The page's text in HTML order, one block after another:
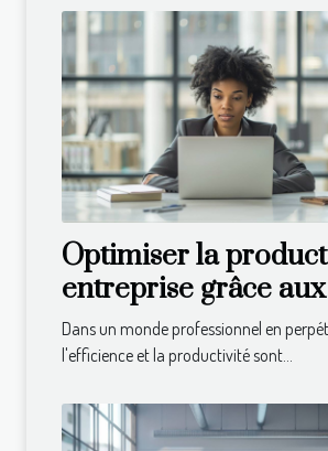
Optimiser la
entreprise grâce aux
techniques
gestion du temps
Dans un monde professionnel en
l'efficience et la productivité sont...